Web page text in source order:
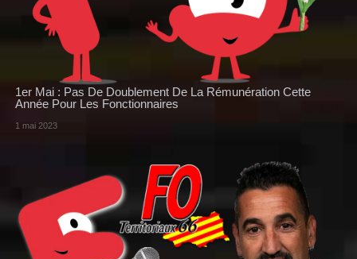
1er Mai : Pas De Doublement De La Rémunération Cette
Année Pour Les Fonctionnaires
1 mai 2023